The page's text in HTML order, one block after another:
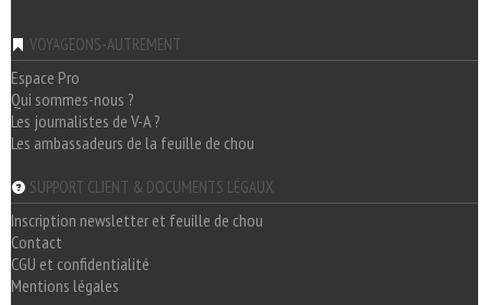
VOYAGEONS-AUTREMENT
Espace Pro
Qui sommes-nous ?
Les journalistes de V-A ?
Les ambassadeurs de la feuille de chou
SUPPORT CLIENT & DOCUMENTS LÉGAUX
Inscription newsletter et feuille de chou
Contact
CGU et confidentialité
Mentions légales